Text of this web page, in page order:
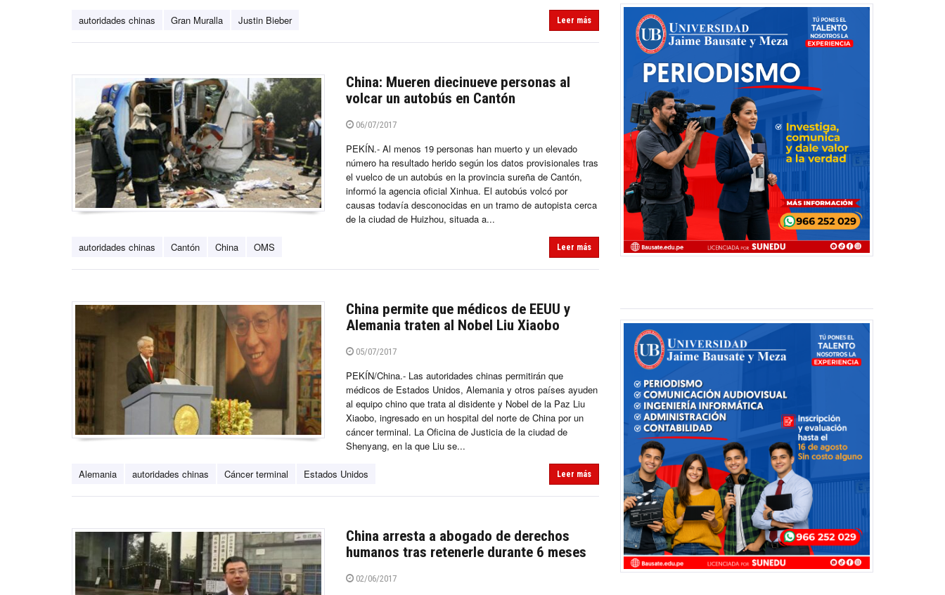
autoridades chinas Gran Muralla Justin Bieber Leer más
China: Mueren diecinueve personas al
volcar un autobús en Cantón
06/07/2017
PEKÍN.- Al menos 19 personas han muerto y un elevado
número ha resultado herido según los datos provisionales tras
el vuelco de un autobús en la provincia sureña de Cantón,
informó la agencia oficial Xinhua. El autobús volcó por
causas todavía desconocidas en un tramo de autopista cerca
de la ciudad de Huizhou, situada a...
autoridades chinas Cantón China OMS Leer más
China permite que médicos de EEUU y
Alemania traten al Nobel Liu Xiaobo
05/07/2017
PEKÍN/China.- Las autoridades chinas permitirán que
médicos de Estados Unidos, Alemania y otros países ayuden
al equipo chino que trata al disidente y Nobel de la Paz Liu
Xiaobo, ingresado en un hospital del norte de China por un
cáncer terminal. La Oficina de Justicia de la ciudad de
Shenyang, en la que Liu se...
Alemania autoridades chinas Cáncer terminal Estados Unidos Leer más
China arresta a abogado de derechos
humanos tras retenerle durante 6 meses
02/06/2017